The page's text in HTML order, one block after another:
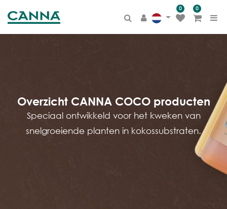
0 0
Overzicht CANNA COCO producten
Speciaal ontwikkeld voor het kweken van
snelgroeiende planten in kokossubstraten.
PRODUCT
CANNA COCO
CANNA AQUA